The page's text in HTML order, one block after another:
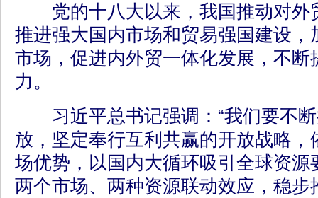
党的十八大以来，我国推动对外
推进强大国内市场和贸易强国建设，
市场，促进内外贸一体化发展，不断
力。
习近平总书记强调：“我们要不断
放，坚定奉行互利共赢的开放战略
场优势，以国内大循环吸引全球资源
两个市场、两种资源联动效应，稳步